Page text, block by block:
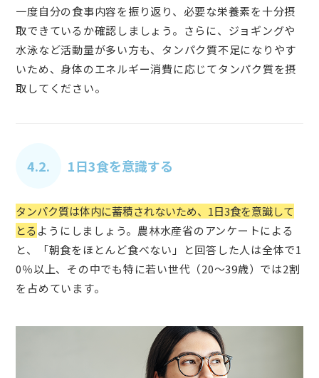
一度自分の食事内容を振り返り、必要な栄養素を十分摂
取できているか確認しましょう。さらに、ジョギングや
水泳など活動量が多い方も、タンパク質不足になりやす
いため、身体のエネルギー消費に応じてタンパク質を摂
取してください。
4.2. 1日3食を意識する
タンパク質は体内に蓄積されないため、1日3食を意識して
とる ようにしましょう。農林水産省のアンケートによる
と、「朝食をほとんど食べない」と回答した人は全体で1
0％以上、その中でも特に若い世代（20～39歳）では2割
を占めています。